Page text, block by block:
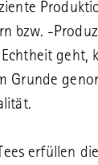
bzw. -
geht,
Grunde
erfüllen